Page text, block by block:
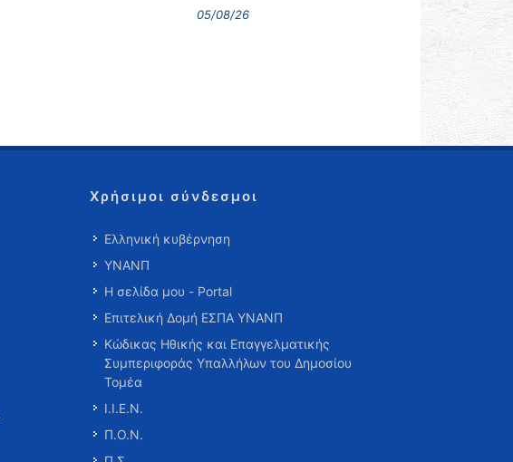
05/08/26
Χρήσιμοι σύνδεσμοι
Ελληνική κυβέρνηση
ΥΝΑΝΠ
Η σελίδα μου - Portal
Επιτελική Δομή ΕΣΠΑ ΥΝΑΝΠ
Κώδικας Ηθικής και Επαγγελματικής
Συμπεριφοράς Υπαλλήλων του Δημοσίου
Τομέα
Ι.Ι.Ε.Ν.
Π.Ο.Ν.